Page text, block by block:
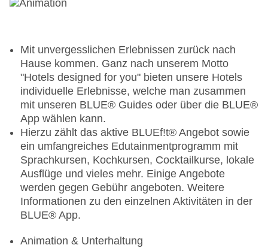
Mit unvergesslichen Erlebnissen zurück nach
Hause kommen. Ganz nach unserem Motto
"Hotels designed for you" bieten unsere Hotels
individuelle Erlebnisse, welche man zusammen
mit unseren BLUE® Guides oder über die BLUE®
App wählen kann.
Hierzu zählt das aktive BLUEf!t® Angebot sowie
ein umfangreiches Edutainmentprogramm mit
Sprachkursen, Kochkursen, Cocktailkurse, lokale
Ausflüge und vieles mehr. Einige Angebote
werden gegen Gebühr angeboten. Weitere
Informationen zu den einzelnen Aktivitäten in der
BLUE® App.
Animation & Unterhaltung